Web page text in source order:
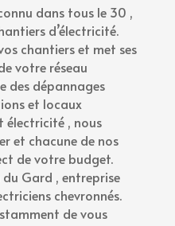
dans tous le 30 ,
d’électricité.
chantiers et met ses
votre réseau
des dépannages
et locaux
électricité , nous
et chacune de nos
de votre budget.
Gard , entreprise
chevronnés.
de vous